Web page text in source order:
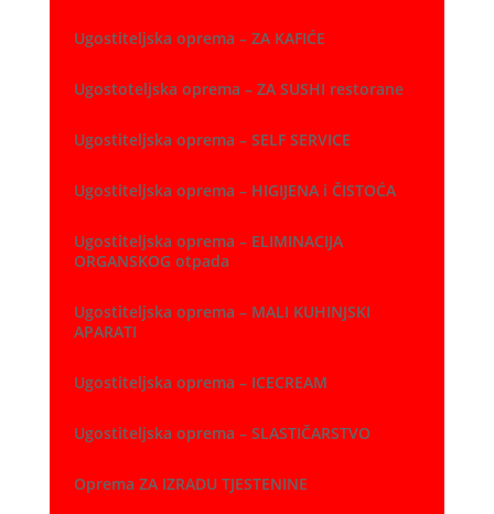
Ugostiteljska oprema – ZA KAFIĆE
Ugostoteljska oprema – ZA SUSHI restorane
Ugostiteljska oprema – SELF SERVICE
Ugostiteljska oprema – HIGIJENA i ČISTOĆA
Ugostiteljska oprema – ELIMINACIJA
ORGANSKOG otpada
Ugostiteljska oprema – MALI KUHINJSKI
APARATI
Ugostiteljska oprema – ICECREAM
Ugostiteljska oprema – SLASTIČARSTVO
Oprema ZA IZRADU TJESTENINE